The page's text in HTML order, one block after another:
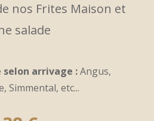
nos Frites Maison et
salade
selon arrivage :Angus,
Simmental, etc...